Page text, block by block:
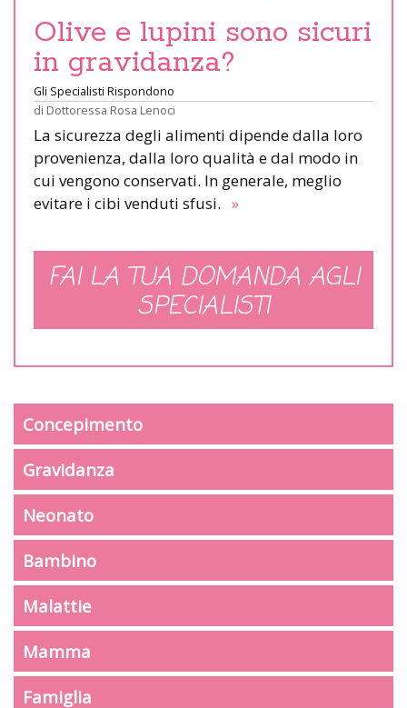
Olive e lupini sono sicuri
in gravidanza?
Gli Specialisti Rispondono
di Dottoressa Rosa Lenoci
La sicurezza degli alimenti dipende dalla loro
provenienza, dalla loro qualità e dal modo in
cui vengono conservati. In generale, meglio
evitare i cibi venduti sfusi. »
FAI LA TUA DOMANDA AGLI
SPECIALISTI
Concepimento
Gravidanza
Neonato
Bambino
Malattie
Mamma
Famiglia